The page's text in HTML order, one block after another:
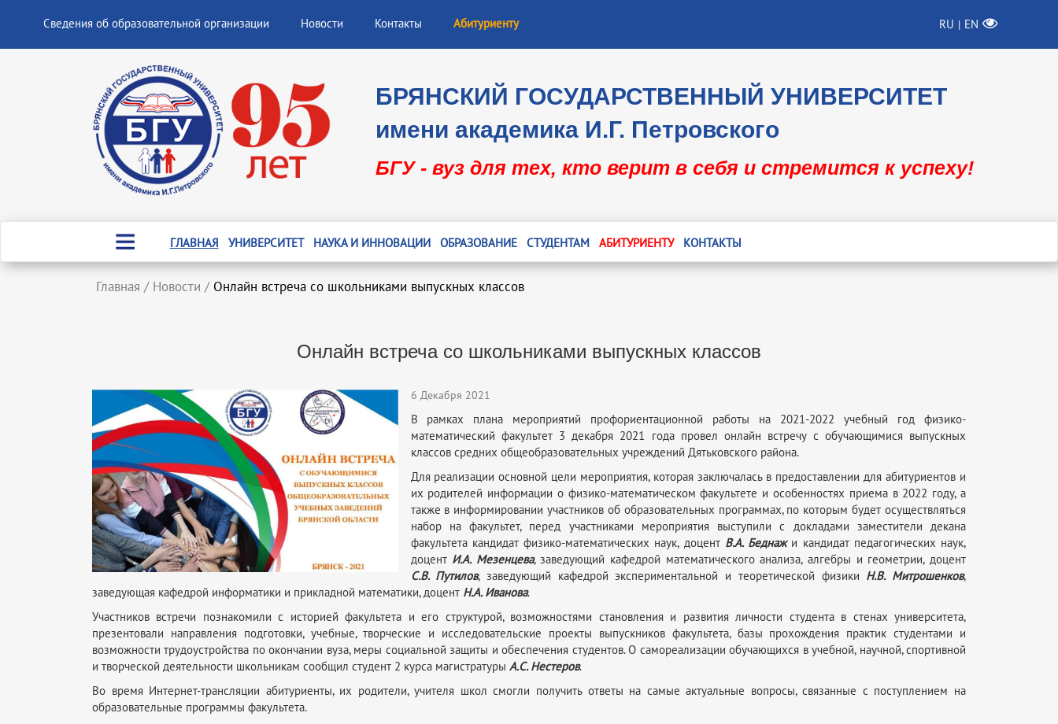
Сведения об образовательной организации Новости Контакты Абитуриенту RU | EN
БРЯНСКИЙ ГОСУДАРСТВЕННЫЙ УНИВЕРСИТЕТ
имени академика И.Г. Петровского
БГУ - вуз для тех, кто верит в себя и стремится к успеху!
ГЛАВНАЯ УНИВЕРСИТЕТ НАУКА И ИННОВАЦИИ ОБРАЗОВАНИЕ СТУДЕНТАМ АБИТУРИЕНТУ КОНТАКТЫ
Главная / Новости / Онлайн встреча со школьниками выпускных классов
Онлайн встреча со школьниками выпускных классов
6 Декабря 2021
В рамках плана мероприятий профориентационной работы на 2021-2022 учебный год физико-
математический факультет 3 декабря 2021 года провел онлайн встречу с обучающимися выпускных
классов средних общеобразовательных учреждений Дятьковского района.
Для реализации основной цели мероприятия, которая заключалась в предоставлении для абитуриентов и
их родителей информации о физико-математическом факультете и особенностях приема в 2022 году, а
также в информировании участников об образовательных программах, по которым будет осуществляться
набор на факультет, перед участниками мероприятия выступили с докладами заместители декана
факультета кандидат физико-математических наук, доцент В.А. Беднажи кандидат педагогических наук,
доцент И.А. Мезенцева, заведующий кафедрой математического анализа, алгебры и геометрии, доцент
С.В. Путилов, заведующий кафедрой экспериментальной и теоретической физики Н.В. Митрошенков,
заведующая кафедрой информатики и прикладной математики, доцент Н.А. Иванова.
Участников встречи познакомили с историей факультета и его структурой, возможностями становления и развития личности студента в стенах университета,
презентовали направления подготовки, учебные, творческие и исследовательские проекты выпускников факультета, базы прохождения практик студентами и
возможности трудоустройства по окончании вуза, меры социальной защиты и обеспечения студентов. О самореализации обучающихся в учебной, научной, спортивной
и творческой деятельности школьникам сообщил студент 2 курса магистратуры А.С. Нестеров.
Во время Интернет-трансляции абитуриенты, их родители, учителя школ смогли получить ответы на самые актуальные вопросы, связанные с поступлением на
образовательные программы факультета.